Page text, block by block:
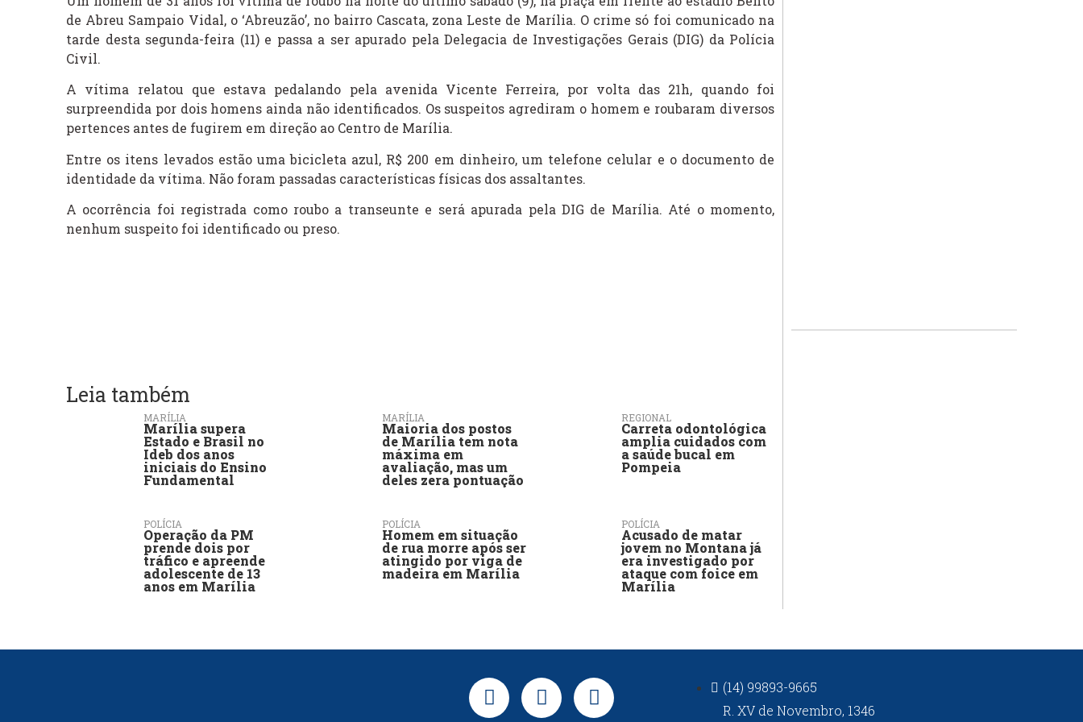
de Abreu Sampaio Vidal, o ‘Abreuzão’, no bairro Cascata, zona Leste de Marília. O crime só foi comunicado na
tarde desta segunda-feira (11) e passa a ser apurado pela Delegacia de Investigações Gerais (DIG) da Polícia
Civil.
A vítima relatou que estava pedalando pela avenida Vicente Ferreira, por volta das 21h, quando foi
surpreendida por dois homens ainda não identificados. Os suspeitos agrediram o homem e roubaram diversos
pertences antes de fugirem em direção ao Centro de Marília.
Entre os itens levados estão uma bicicleta azul, R$ 200 em dinheiro, um telefone celular e o documento de
identidade da vítima. Não foram passadas características físicas dos assaltantes.
A ocorrência foi registrada como roubo a transeunte e será apurada pela DIG de Marília. Até o momento,
nenhum suspeito foi identificado ou preso.
Leia também
MARÍLIA
Marília supera
Estado e Brasil no
Ideb dos anos
iniciais do Ensino
Fundamental
MARÍLIA
Maioria dos postos
de Marília tem nota
máxima em
avaliação, mas um
deles zera pontuação
REGIONAL
Carreta odontológica
amplia cuidados com
a saúde bucal em
Pompeia
POLÍCIA
Operação da PM
prende dois por
tráfico e apreende
adolescente de 13
anos em Marília
POLÍCIA
Homem em situação
de rua morre após ser
atingido por viga de
madeira em Marília
POLÍCIA
Acusado de matar
jovem no Montana já
era investigado por
ataque com foice em
Marília
(14) 99893-9665
R. XV de Novembro, 1346